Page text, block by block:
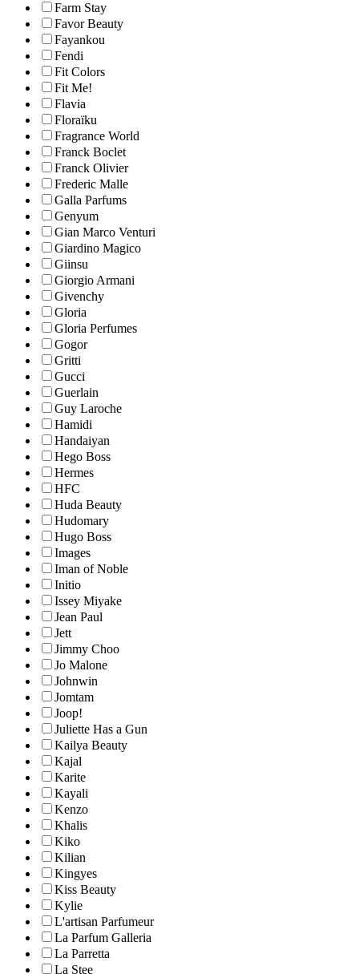
Farm Stay
Favor Beauty
Fayankou
Fendi
Fit Colors
Fit Me!
Flavia
Floraïku
Fragrance World
Franck Boclet
Franck Olivier
Frederic Malle
Galla Parfums
Genyum
Gian Marco Venturi
Giardino Magico
Giinsu
Giorgio Armani
Givenchy
Gloria
Gloria Perfumes
Gogor
Gritti
Gucci
Guerlain
Guy Laroche
Hamidi
Handaiyan
Hego Boss
Hermes
HFC
Huda Beauty
Hudomary
Hugo Boss
Images
Iman of Noble
Initio
Issey Miyake
Jean Paul
Jett
Jimmy Choo
Jo Malone
Johnwin
Jomtam
Joop!
Juliette Has a Gun
Kailya Beauty
Kajal
Karite
Kayali
Kenzo
Khalis
Kiko
Kilian
Kingyes
Kiss Beauty
Kylie
L'artisan Parfumeur
La Parfum Galleria
La Parretta
La Stee